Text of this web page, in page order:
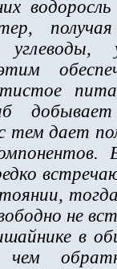
тем дает
не
в
чем